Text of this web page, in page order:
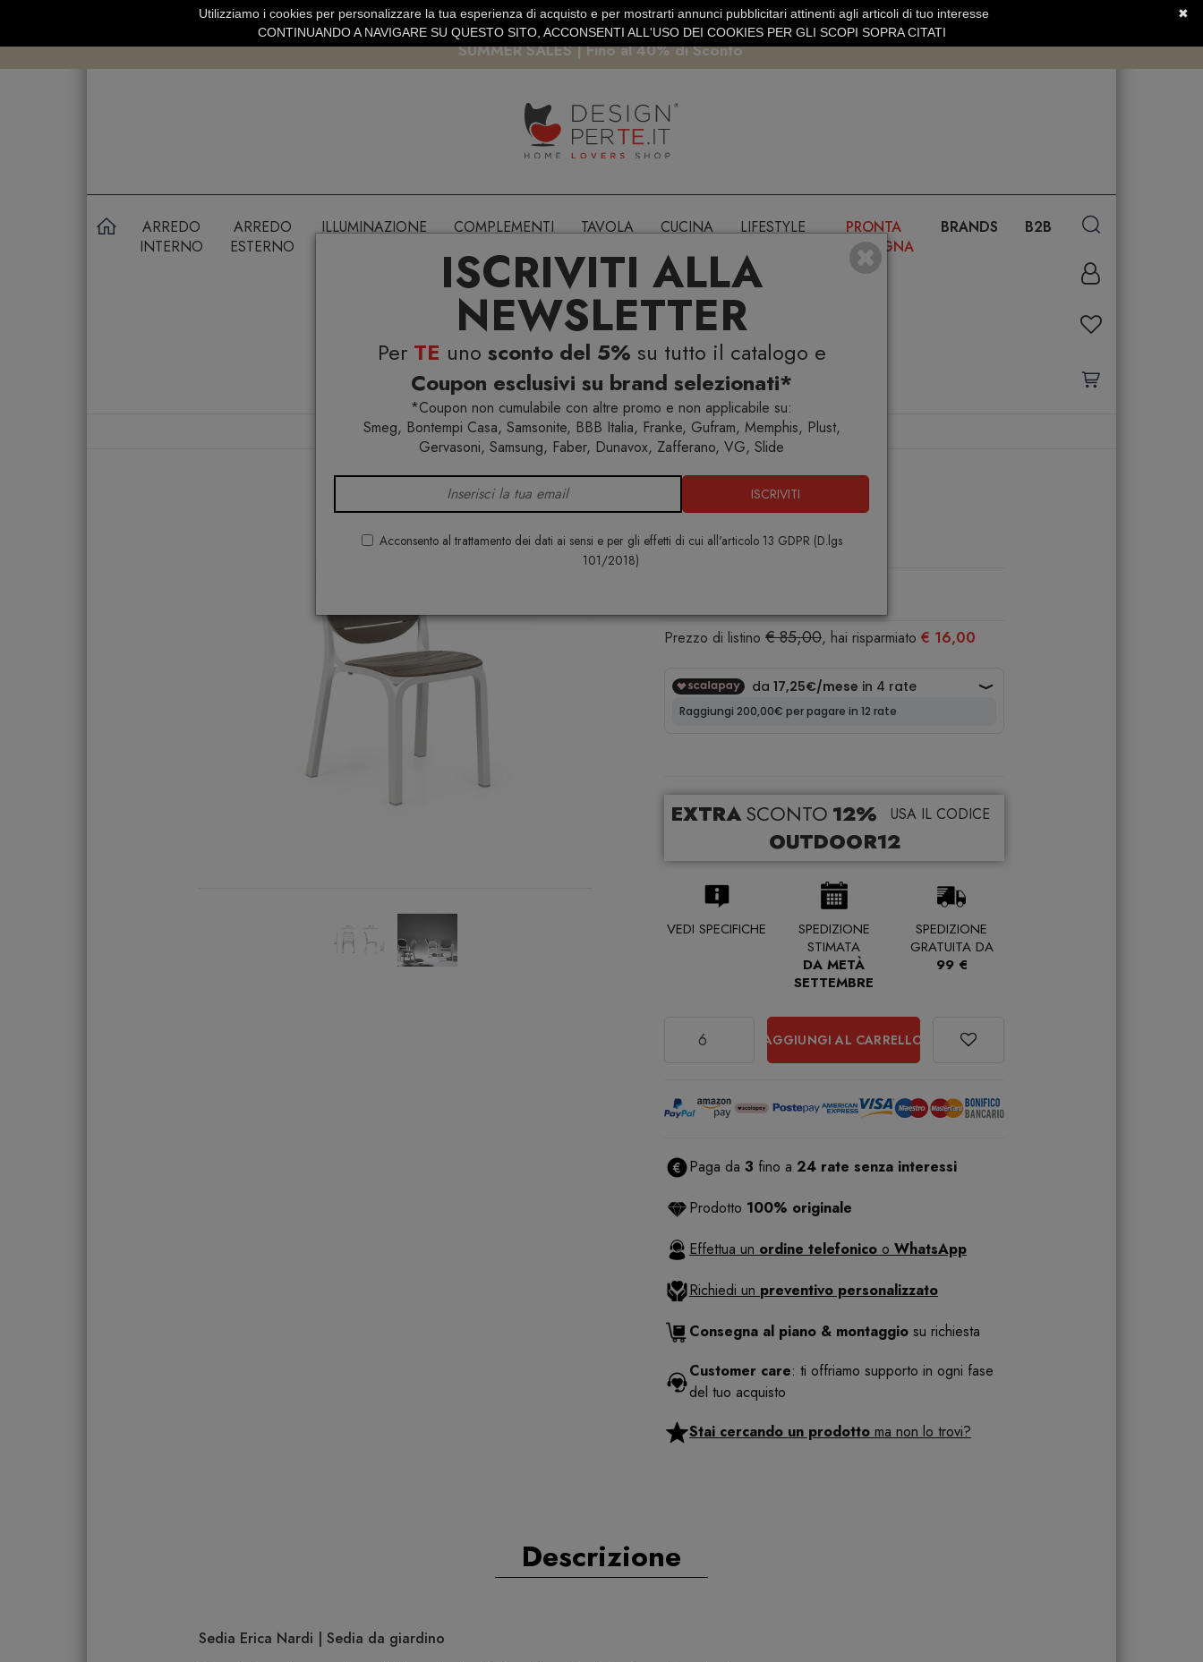
ISCRIVITI ALLA
NEWSLETTER
Per TE uno sconto del 5% su tutto il catalogo e
Coupon esclusivi su brand selezionati*
*Coupon non cumulabile con altre promo e non applicabile su:
Smeg, Bontempi Casa, Samsonite, BBB Italia, Franke, Gufram, Memphis, Plust,
Gervasoni, Samsung, Faber, Dunavox, Zafferano, VG, Slide
ISCRIVITI
Acconsento al trattamento dei dati ai sensi e per gli effetti di cui all'articolo 13 GDPR (D.lgs
101/2018)
SPEDIZIONE GRATUITA SOPRA 99 EURO PAGAMENTO SICURO PAYPAL · CARTA DI CREDITO SERVIZIO CLIENTI +39.0773.470.562
SUMMER SALES | Fino al 40% di Sconto
ARREDO
INTERNO
ARREDO
ESTERNO
ILLUMINAZIONE COMPLEMENTI TAVOLA CUCINA LIFESTYLE
PRONTA
CONSEGNA
BRANDS B2B
Home Arredo esterno Sedie Sedia Erica
Sedia Erica
NARDI
Prezzo di listino € 85,00, hai risparmiato € 16,00
EXTRA SCONTO 12% USA IL CODICE
OUTDOOR12
VEDI SPECIFICHE
SPEDIZIONE
STIMATA
DA METÀ
SETTEMBRE
SPEDIZIONE
GRATUITA DA
99 €
AGGIUNGI AL CARRELLO
Paga da 3 fino a 24 rate senza interessi
Prodotto 100% originale
Effettua un ordine telefonico o WhatsApp
Richiedi un preventivo personalizzato
Consegna al piano & montaggio su richiesta
Customer care: ti offriamo supporto in ogni fase
del tuo acquisto
Stai cercando un prodotto ma non lo trovi?
Descrizione
Sedia Erica Nardi | Sedia da giardino
✖
Utilizziamo i cookies per personalizzare la tua esperienza di acquisto e per mostrarti annunci pubblicitari attinenti agli articoli di tuo interesse
CONTINUANDO A NAVIGARE SU QUESTO SITO, ACCONSENTI ALL'USO DEI COOKIES PER GLI SCOPI SOPRA CITATI